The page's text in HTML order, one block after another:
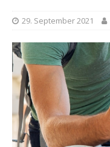
29. September 2021